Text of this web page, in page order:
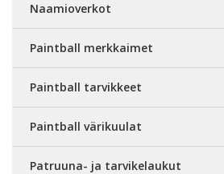
Naamioverkot
Paintball merkkaimet
Paintball tarvikkeet
Paintball värikuulat
Patruuna- ja tarvikelaukut